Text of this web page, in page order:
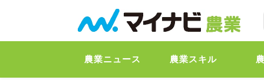
農業ニュース 農業スキル